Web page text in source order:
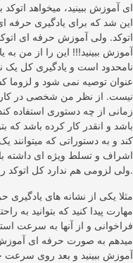
ای آموزش ببینید، میخواهد
این شد که برای یادگیری حرفه
اتوکد. ولی آموزش حرفه ای
آموزش ببینید!!! این را از من به
نامحدود است و یادگیری کل یک
عنوان توصیه نمی شود و لزوما
نیست. از نظر من شخصی در کار
زمانی از چه دستوری استفاده
باشد و انقدر کار کرده باشد که
کند و به دستوراتی که
اشراف و تسلط ویژه ای
ولی لزومی هم ندارد کل اتوکد را بلد باشد.
مثلا یکی از نشانه های
مهارت پیدا کنید که بتوانید به
فراخوانی و از آنها به سرعت
میدهم به صورت حرفه ای آموزش
آموزش ببینید و بعد روی سرعت